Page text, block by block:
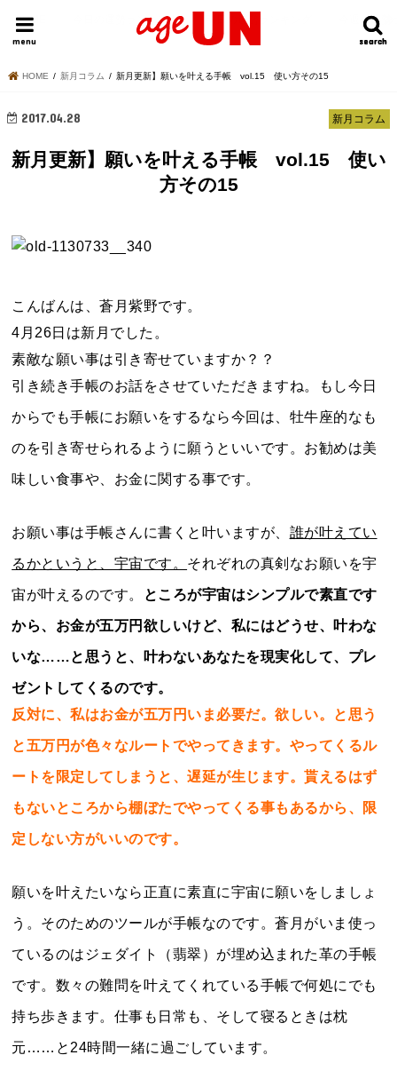
search
search
menu
HOME 今日の運勢ランキング 明日の運勢ランキング 今週の運勢
HOME 新月コラム 新月更新】願いを叶える手帳 vol.15 使い方その15
新月コラム
2017.04.28
新月更新】願いを叶える手帳 vol.15 使い
方その15
こんばんは、蒼月紫野です。
4月26日は新月でした。
素敵な願い事は引き寄せていますか？？
引き続き手帳のお話をさせていただきますね。もし今日
からでも手帳にお願いをするなら今回は、牡牛座的なも
のを引き寄せられるように願うといいです。お勧めは美
味しい食事や、お金に関する事です。
お願い事は手帳さんに書くと叶いますが、 誰が叶えてい
るかというと、宇宙です。 それぞれの真剣なお願いを宇
宙が叶えるのです。 ところが宇宙はシンプルで素直です
から、お金が五万円欲しいけど、私にはどうせ、叶わな
いな……と思うと、叶わないあなたを現実化して、プレ
ゼントしてくるのです。
反対に、私はお金が五万円いま必要だ。欲しい。と思う
と五万円が色々なルートでやってきます。やってくるル
ートを限定してしまうと、遅延が生じます。貰えるはず
もないところから棚ぼたでやってくる事もあるから、限
定しない方がいいのです。
願いを叶えたいなら正直に素直に宇宙に願いをしましょ
う。そのためのツールが手帳なのです。蒼月がいま使っ
ているのはジェダイト（翡翠）が埋め込まれた革の手帳
です。数々の難問を叶えてくれている手帳で何処にでも
持ち歩きます。仕事も日常も、そして寝るときは枕
元……と24時間一緒に過ごしています。